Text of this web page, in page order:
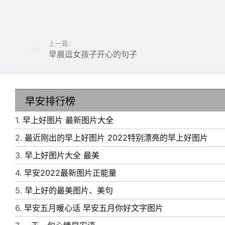
6、莫文蔚的阴天，孙燕姿的雨天，周杰伦的晴
7、保持微笑，停止抱怨，无论开心与否，一如
与众不同的你。
8、学会干净的语言和安静的笑跟着风走，把孤
9、时光不言不语，记录了友谊，问候不忘不断
10、早安!天气转凉，多添衣裳，愿你保重身体
上一篇：
早晨逗女孩子开心的句子
早安排行榜
1. 早上好图片 最新图片大全
2. 最近刚出的早上好图片 2022特别漂亮的早上好图片
3. 早上好图片大全 最美
4. 早安2022最新图片正能量
5. 早上好的最美图片、美句
6. 早安五月暖心话 早安五月你好文字图片